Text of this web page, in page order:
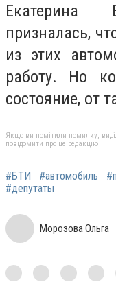
призналась,
из этих
работу. Но
состояние, от
Якщо ви помітили помилку,
повідомити про це редакцію
#БТИ #автомобиль
#депутаты
Морозова Ольга